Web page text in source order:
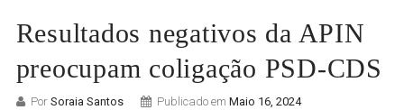
Resultados negativos da APIN
preocupam coligação PSD-CDS
Por Soraia Santos Publicado em Maio 16, 2024